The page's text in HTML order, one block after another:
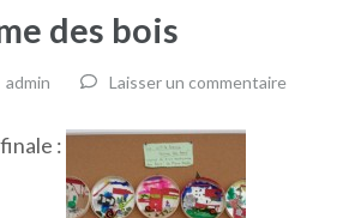
des bois
admin Laisser un commentaire
: